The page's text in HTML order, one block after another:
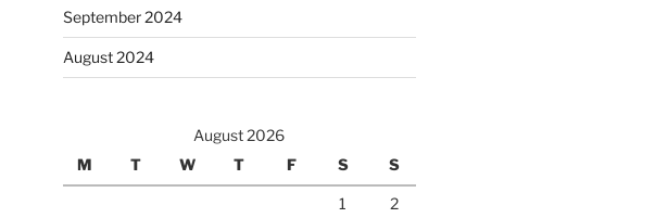
September 2024
August 2024
August 2026
M
T W T F S S
1
2